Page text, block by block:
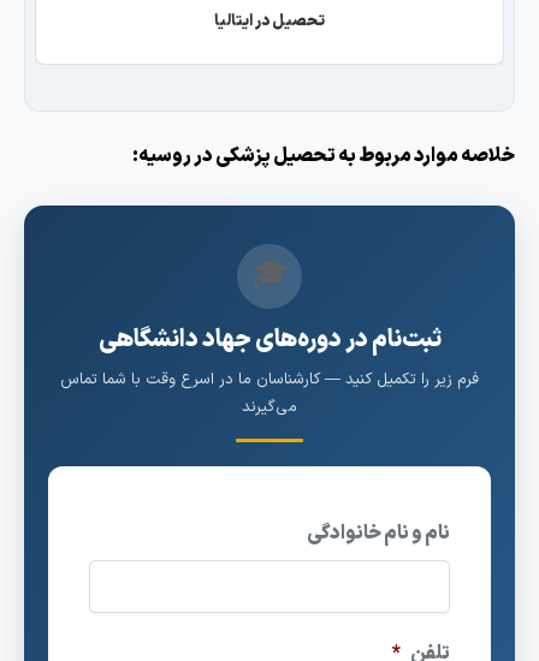
تحصیل در ایتالیا
موارد مربوط به تحصیل پزشکی در روسیه:
🎓
ثبت‌نام در دوره‌های جهاد دانشگاهی
فرم زیر را تکمیل کنید — کارشناسان ما در اسرع وقت با شما تماس
می‌گیرند
نام و نام خانوادگی
تلفن *